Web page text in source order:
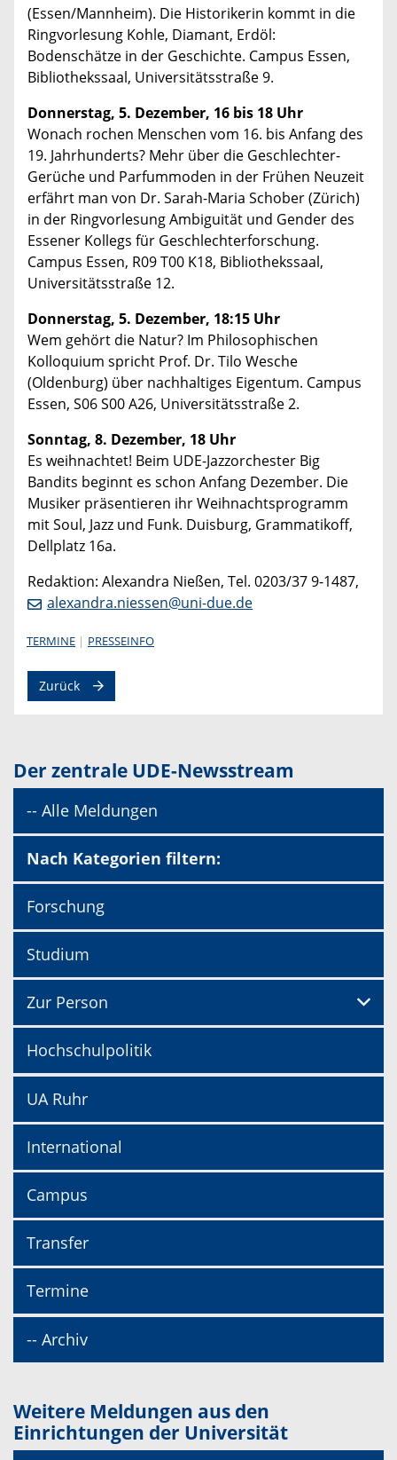
(Essen/Mannheim). Die Historikerin kommt in die
Ringvorlesung Kohle, Diamant, Erdöl:
Bodenschätze in der Geschichte. Campus Essen,
Bibliothekssaal, Universitätsstraße 9.
Donnerstag, 5. Dezember, 16 bis 18 Uhr
Wonach rochen Menschen vom 16. bis Anfang des
19. Jahrhunderts? Mehr über die Geschlechter-
Gerüche und Parfummoden in der Frühen Neuzeit
erfährt man von Dr. Sarah-Maria Schober (Zürich)
in der Ringvorlesung Ambiguität und Gender des
Essener Kollegs für Geschlechterforschung.
Campus Essen, R09 T00 K18, Bibliothekssaal,
Universitätsstraße 12.
Donnerstag, 5. Dezember, 18:15 Uhr
Wem gehört die Natur? Im Philosophischen
Kolloquium spricht Prof. Dr. Tilo Wesche
(Oldenburg) über nachhaltiges Eigentum. Campus
Essen, S06 S00 A26, Universitätsstraße 2.
Sonntag, 8. Dezember, 18 Uhr
Es weihnachtet! Beim UDE-Jazzorchester Big
Bandits beginnt es schon Anfang Dezember. Die
Musiker präsentieren ihr Weihnachtsprogramm
mit Soul, Jazz und Funk. Duisburg, Grammatikoff,
Dellplatz 16a.
Redaktion: Alexandra Nießen, Tel. 0203/37 9-1487,
alexandra.niessen@uni-due.de
TERMINE PRESSEINFO
Zurück
Der zentrale UDE-Newsstream
-- Alle Meldungen
Nach Kategorien filtern:
Forschung
Studium
Zur Person
Hochschulpolitik
UA Ruhr
International
Campus
Transfer
Termine
-- Archiv
Weitere Meldungen aus den
Einrichtungen der Universität